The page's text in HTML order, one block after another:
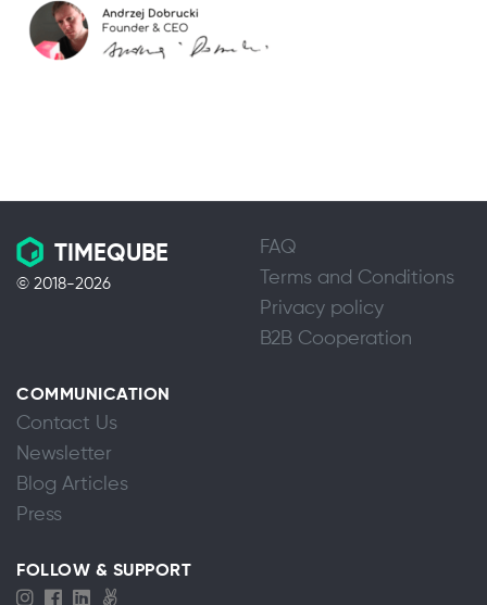
TIMEQUBE
© 2018-2026
FAQ
Terms and Conditions
Privacy policy
B2B Cooperation
COMMUNICATION
Contact Us
Newsletter
Blog Articles
Press
FOLLOW & SUPPORT